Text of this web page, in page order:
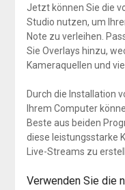
Jetzt können Sie die
Studio nutzen, um
Note zu verleihen.
Sie Overlays hinzu,
Kameraquellen und
Durch die Installation
Ihrem Computer
Beste aus beiden
diese leistungsstarke
Live-Streams zu
Verwenden Sie die